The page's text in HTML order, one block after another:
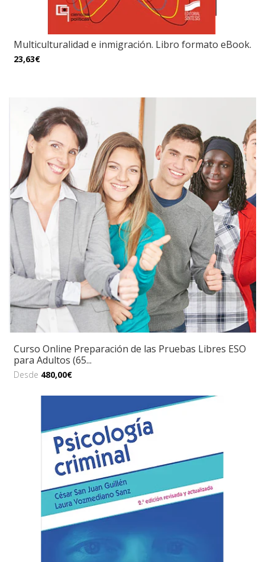
Multiculturalidad e inmigración. Libro formato eBook.
23,63€
Curso Online Preparación de las Pruebas Libres ESO
para Adultos (65...
Desde 480,00€